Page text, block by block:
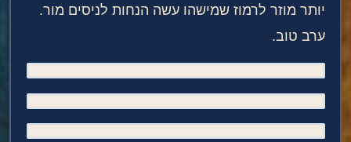
יותר מוזר לרמוז שמישהו עשה הנחות לניסים מור.
ערב טוב.